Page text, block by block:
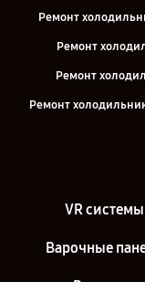
Ремонт
Ремонт
Ремонт
Ремонт
VR системы
Варочные